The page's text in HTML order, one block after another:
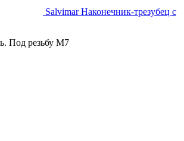
Salvimar Наконечник-трезубец с
Под резьбу M7